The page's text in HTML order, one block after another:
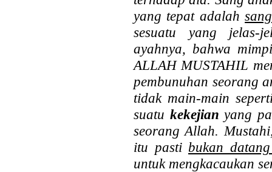
yang tepat adalah
sesuatu yang jelas-
ayahnya, bahwa
ALLAH MUSTAHIL
pembunuhan seorang
tidak main-main
suatu kekejian yang
seorang Allah.
itu pasti bukan
untuk mengkacaukan